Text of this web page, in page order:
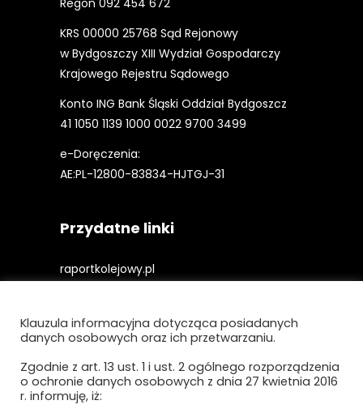
KRS 00000 25768 Sąd Rejonowy
w Bydgoszczy XIII Wydział Gospodarczy
Krajowego Rejestru Sądowego
Konto ING Bank Śląski Oddział Bydgoszcz
41 1050 1139 1000 0022 9700 3499
e-Doręczenia:
AE:PL-12800-83834-HJTGJ-31
Przydatne linki
raportkolejowy.pl
kolejowefirmy.pl
Polityka prywatności i cookies
Klauzula informacyjna dotycząca posiadanych
danych osobowych oraz ich przetwarzaniu.
Zgodnie z art. 13 ust. 1 i ust. 2 ogólnego rozporządzenia
o ochronie danych osobowych z dnia 27 kwietnia 2016
r. informuję, iż: